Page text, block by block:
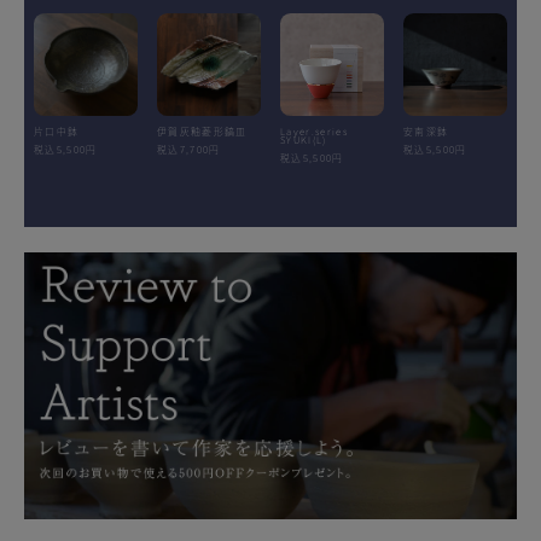
片口中鉢
税込5,500円
伊賀灰釉菱形鎬皿
税込7,700円
Layer.series
SYUKI(L)
税込5,500円
安南深鉢
税込5,500円